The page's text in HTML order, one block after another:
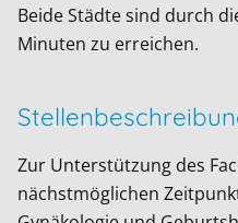
Beide Städte sind durch
Minuten zu erreichen.
Zur Unterstützung des
nächstmöglichen